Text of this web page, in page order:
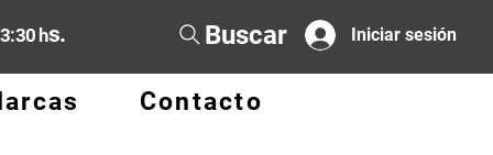
hs. Buscar Iniciar sesión
Contacto